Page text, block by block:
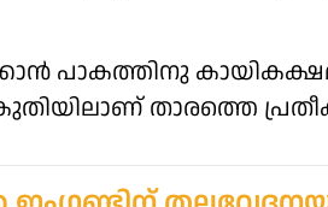
പാകത്തിനു
താരത്തെ